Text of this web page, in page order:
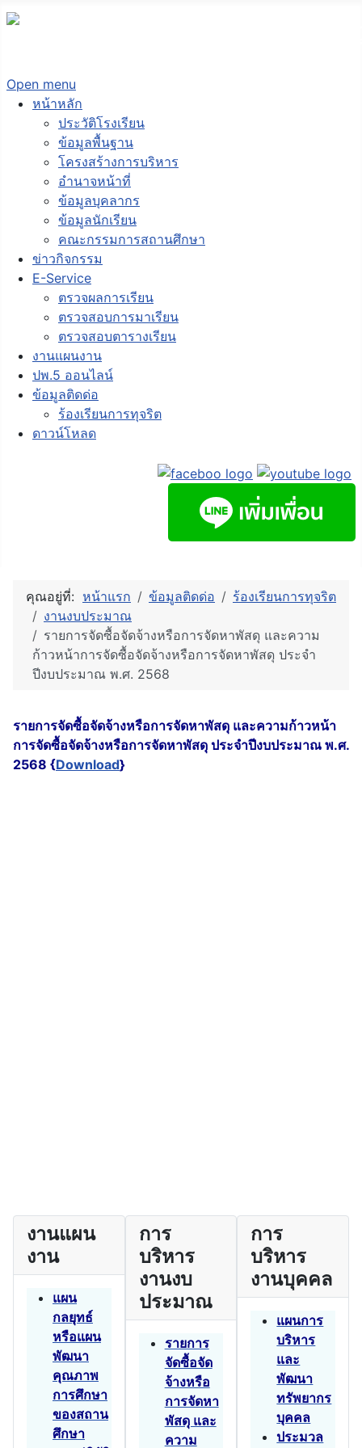
Open menu
หน้าหลัก
ประวัติโรงเรียน
ข้อมูลพื้นฐาน
โครงสร้างการบริหาร
อำนาจหน้าที่
ข้อมูลบุคลากร
ข้อมูลนักเรียน
คณะกรรมการสถานศึกษา
ข่าวกิจกรรม
E-Service
ตรวจผลการเรียน
ตรวจสอบการมาเรียน
ตรวจสอบตารางเรียน
งานแผนงาน
ปพ.5 ออนไลน์
ข้อมูลติดด่อ
ร้องเรียนการทุจริต
ดาวน์โหลด
คุณอยู่ที่: หน้าแรก ข้อมูลติดด่อ
ร้องเรียนการทุจริต
งานงบประมาณ
รายการจัดซื้อจัดจ้างหรือการจัดหาพัสดุ และความ
ก้าวหน้าการจัดซื้อจัดจ้างหรือการจัดหาพัสดุ ประจำ
ปีงบประมาณ พ.ศ. 2568
รายการจัดซื้อจัดจ้างหรือการจัดหาพัสดุ และความก้าวหน้า
การจัดซื้อจัดจ้างหรือการจัดหาพัสดุ ประจำปีงบประมาณ พ.ศ.
2568 {Download}
งานแผน
งาน
แผน
กลยุทธ์
หรือแผน
พัฒนา
คุณภาพ
การศึกษา
ของสถาน
ศึกษา
การ
บริหาร
งานงบ
ประมาณ
รายการ
จัดซื้อจัด
จ้างหรือ
การจัดหา
พัสดุ และ
ความ
การ
บริหาร
งานบุคคล
แผนการ
บริหาร
และ
พัฒนา
ทรัพยากร
บุคคล
ประมวล